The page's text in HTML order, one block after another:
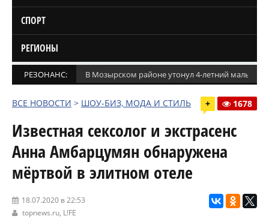
СПОРТ
РЕГИОНЫ
РЕЗОНАНС: В Мозырском районе утонул 4-летний мальчик
ВСЕ НОВОСТИ > ШОУ-БИЗ, МОДА И СТИЛЬ + 1678
Известная сексолог и экстрасенс
Анна Амбарцумян обнаружена
мёртвой в элитном отеле
18.07.2020 в 22:53
topnews.ru, L!FE